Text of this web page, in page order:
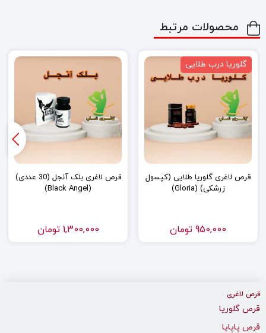
محصولات مرتبط
گلوریا درب طلایی
قرص لاغری گلوریا طلایی (کپسول
زرشکی) (Gloria)
950,000 تومان
قرص لاغری بلک آنجل (30 عددی)
(Black Angel)
1,300,000 تومان
قرص لاغری
قرص گلوریا
قرص پاپایا